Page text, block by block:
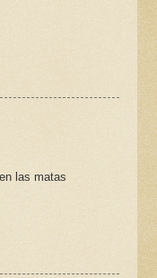
las matas